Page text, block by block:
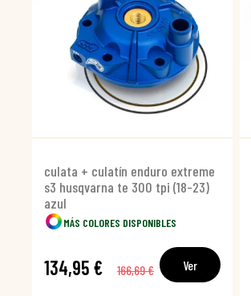
culata + culatín enduro extreme
s3 husqvarna te 300 tpi (18-23)
azul
MÁS COLORES DISPONIBLES
134,95 € 166,69 € Ver